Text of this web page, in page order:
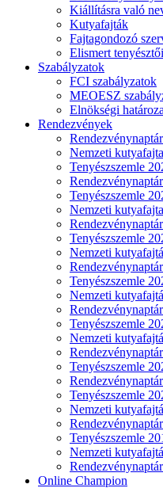
Kiállításra való
Kutyafajták
Fajtagondozó
Elismert
Szabályzatok
FCI szabályzatok
MEOESZ
Elnökségi
Rendezvények
Nemzeti
Tenyészszemle
Tenyészszemle
Nemzeti
Tenyészszemle
Nemzeti
Tenyészszemle
Nemzeti
Tenyészszemle
Nemzeti
Tenyészszemle
Tenyészszemle
Nemzeti
Tenyészszemle
Nemzeti
Online Champion